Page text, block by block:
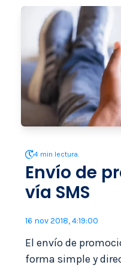
4 min lectura.
Envío de
vía SMS
16 nov 2018, 4:19:00
El envío de
forma simple y